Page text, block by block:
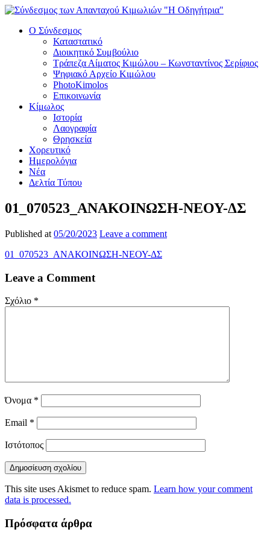
Ο Σύνδεσμος
Καταστατικό
Διοικητικό Συμβούλιο
Τράπεζα Αίματος Κιμώλου – Κωνσταντίνος Σερίφιος
Ψηφιακό Αρχείο Κιμώλου
PhotoKimolos
Επικοινωνία
Κίμωλος
Ιστορία
Λαογραφία
Θρησκεία
Χορευτικό
Ημερολόγια
Νέα
Δελτία Τύπου
01_070523_ΑΝΑΚΟΙΝΩΣΗ-ΝΕΟΥ-ΔΣ
Published at 05/20/2023 Leave a comment
01_070523_ΑΝΑΚΟΙΝΩΣΗ-ΝΕΟΥ-ΔΣ
Leave a Comment
Σχόλιο *
Όνομα *
Email *
Ιστότοπος
This site uses Akismet to reduce spam. Learn how your comment
data is processed.
Πρόσφατα άρθρα